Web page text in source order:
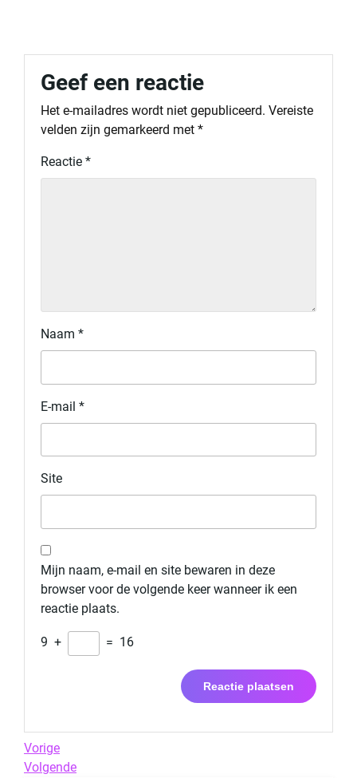
Geef een reactie
Het e-mailadres wordt niet gepubliceerd. Vereiste
velden zijn gemarkeerd met *
Reactie *
Naam *
E-mail *
Site
Mijn naam, e-mail en site bewaren in deze
browser voor de volgende keer wanneer ik een
reactie plaats.
9 + = 16
Berichtnavigatie
Previous
Post
Vorige
Next
Volgende